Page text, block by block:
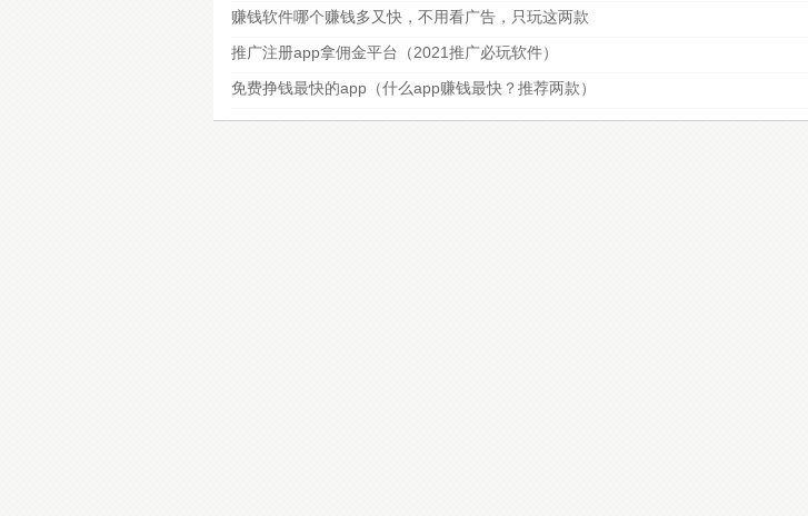
赚钱软件哪个赚钱多又快，不用看广告，只玩这两款
推广注册app拿佣金平台（2021推广必玩软件）
免费挣钱最快的app（什么app赚钱最快？推荐两款）